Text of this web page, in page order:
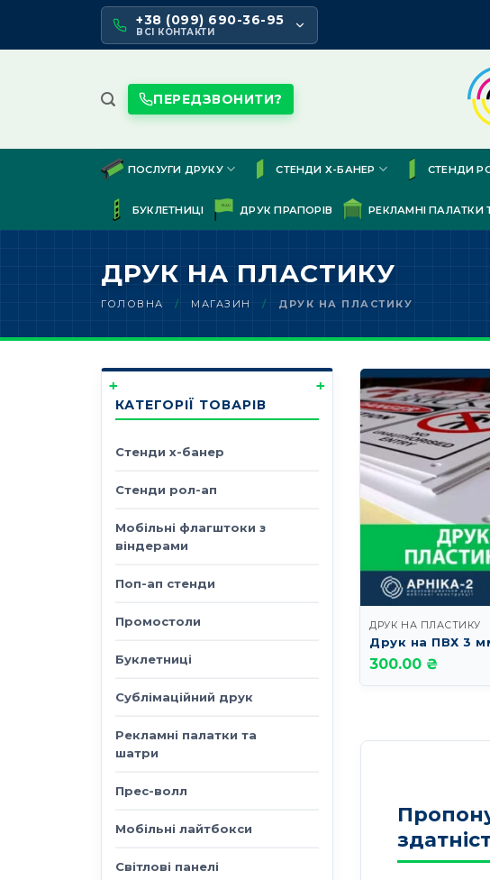
content
+38 (099) 690-36-95
ВСІ КОНТАКТИ
ПЕРЕДЗВОНИТИ?
ПОСЛУГИ ДРУКУ СТЕНДИ Х-БАНЕР СТЕНДИ
БУКЛЕТНИЦІ ДРУК ПРАПОРІВ РЕКЛАМНІ ПАЛАТКИ
ДРУК НА ПЛАСТИКУ
ГОЛОВНА / МАГАЗИН / ДРУК НА ПЛАСТИКУ
КАТЕГОРІЇ ТОВАРІВ
Стенди х-банер
Стенди рол-ап
Мобільні флагштоки з
віндерами
Поп-ап стенди
Промостоли
Буклетниці
Сублімаційний друк
Рекламні палатки та
шатри
Прес-волл
Мобільні лайтбокси
Світлові панелі
ДРУК НА ПЛАСТИКУ
Друк на ПВХ 3
300.00 ₴